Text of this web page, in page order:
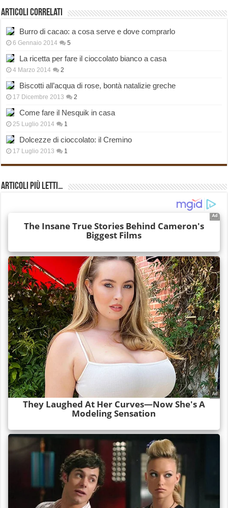
Articoli correlati
Burro di cacao: a cosa serve e dove comprarlo
6 Gennaio 2014 5
La ricetta per fare il cioccolato bianco a casa
4 Marzo 2014 2
Biscotti all’acqua di rose, bontà natalizie greche
17 Dicembre 2013 2
Come fare il Nesquik in casa
25 Luglio 2014 1
Dolcezze di cioccolato: il Cremino
17 Luglio 2013 1
Articoli più Letti…